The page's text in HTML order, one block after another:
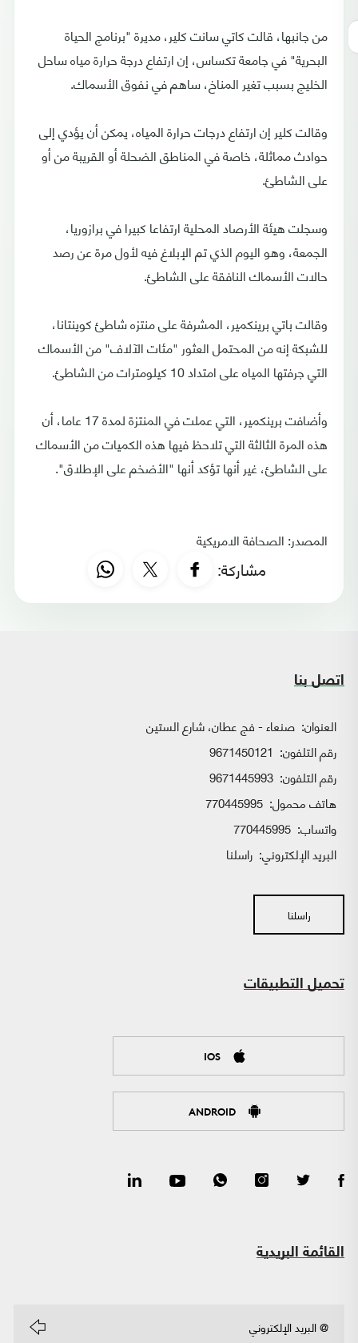
من جانبها، قالت كاتي سانت كلير، مديرة "برنامج الحياة
البحرية" في جامعة تكساس، إن ارتفاع درجة حرارة مياه ساحل
الخليج بسبب تغير المناخ، ساهم في نفوق الأسماك.
وقالت كلير إن ارتفاع درجات حرارة المياه، يمكن أن يؤدي إلى
حوادث مماثلة، خاصة في المناطق الضحلة أو القريبة من أو
على الشاطئ.
وسجلت هيئة الأرصاد المحلية ارتفاعا كبيرا في برازوريا،
الجمعة، وهو اليوم الذي تم الإبلاغ فيه لأول مرة عن رصد
حالات الأسماك النافقة على الشاطئ.
وقالت باتي برينكمير، المشرفة على منتزه شاطئ كوينتانا،
للشبكة إنه من المحتمل العثور "مئات الآلاف" من الأسماك
التي جرفتها المياه على امتداد 10 كيلومترات من الشاطئ.
وأضافت برينكمير، التي عملت في المنتزة لمدة 17 عاما، أن
هذه المرة الثالثة التي تلاحظ فيها هذه الكميات من الأسماك
على الشاطئ، غير أنها تؤكد أنها "الأضخم على الإطلاق".
المصدر: الصحافة الامريكية
مشاركة:
اتصل بنا
العنوان: صنعاء - فج عطان، شارع الستين
رقم التلفون: 9671450121
رقم التلفون: 9671445993
هاتف محمول: 770445995
واتساب:
البريد الإلكتروني: راسلنا
راسلنا
تحميل التطبيقات
IOS
ANDROID
القائمة البريدية